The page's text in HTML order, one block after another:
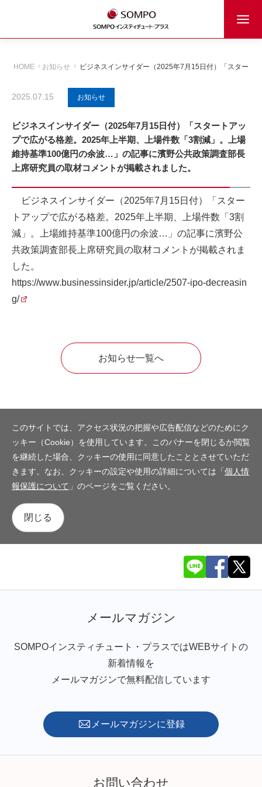
HOME お知らせ ビジネスインサイダー（2025年7月15日付）「スター
2025.07.15 お知らせ
ビジネスインサイダー（2025年7月15日付）「スタートアッ
プで広がる格差。2025年上半期、上場件数「3割減」。上場
維持基準100億円の余波…」の記事に濱野公共政策調査部長
上席研究員の取材コメントが掲載されました。
ビジネスインサイダー（2025年7月15日付）「スター
トアップで広がる格差。2025年上半期、上場件数「3割
減」。上場維持基準100億円の余波…」の記事に濱野公
共政策調査部長上席研究員の取材コメントが掲載されま
した。
https://www.businessinsider.jp/article/2507-ipo-decreasin
g/
お知らせ一覧へ
このサイトでは、アクセス状況の把握や広告配信などのためにク
ッキー（Cookie）を使用しています。このバナーを閉じるか閲覧
を継続した場合、クッキーの使用に同意したこととさせていただ
きます。なお、クッキーの設定や使用の詳細については「個人情
報保護について 」のページをご覧ください。
閉じる
メールマガジン
SOMPOインスティチュート・プラスではWEBサイトの
新着情報を
メールマガジンで無料配信しています
メールマガジンに登録
お問い合わせ